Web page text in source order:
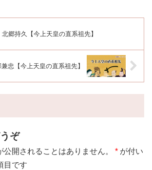
北郷持久【今上天皇の直系祖先】
兼忠【今上天皇の直系祖先】
ぞ
公開されることはありません。 * が付い
目です